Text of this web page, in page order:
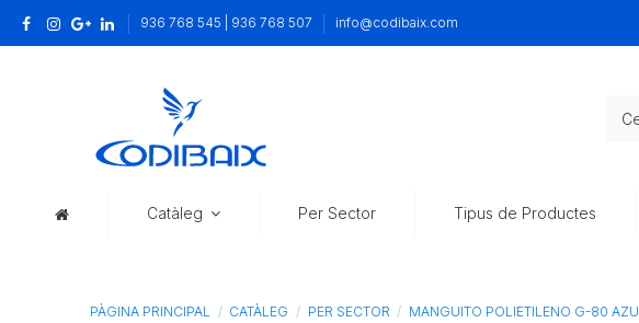
936 768 545 | 936 768 507 info@codibaix.com
Catàleg Per Sector Tipus de Productes
PÀGINA PRINCIPAL CATÀLEG PER SECTOR MANGUITO POLIETILENO G-80